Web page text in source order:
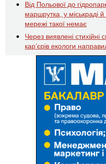
Від Польової до
маршрутка, у міськраді
мережі такої немає
Через виявлені стихійні
кар’єрів екологи